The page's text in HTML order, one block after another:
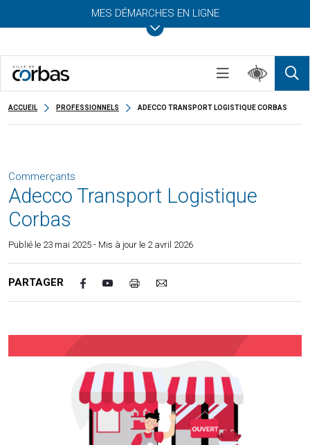
MES DÉMARCHES EN LIGNE
ACCUEIL PROFESSIONNELS ADECCO TRANSPORT LOGISTIQUE CORBAS
Commerçants
Adecco Transport Logistique
Corbas
Publié le 23 mai 2025 - Mis à jour le 2 avril 2026
PARTAGER